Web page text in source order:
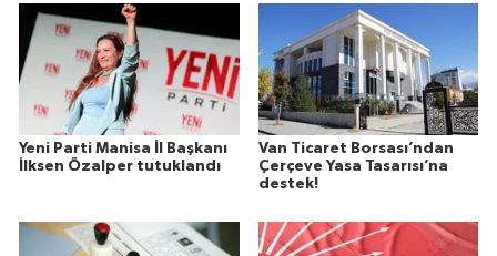
Yeni Parti Manisa İl Başkanı
İlksen Özalper tutuklandı
Van Ticaret Borsası’ndan
Çerçeve Yasa Tasarısı’na
destek!